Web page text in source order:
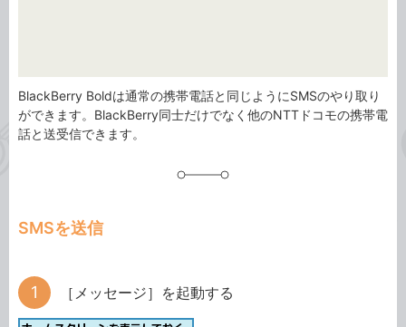
BlackBerry Boldは通常の携帯電話と同じようにSMSのやり取り
ができます。BlackBerry同士だけでなく他のNTTドコモの携帯電
話と送受信できます。
SMSを送信
［メッセージ］を起動する